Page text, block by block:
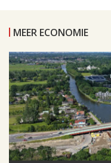
MEER ECONOMIE